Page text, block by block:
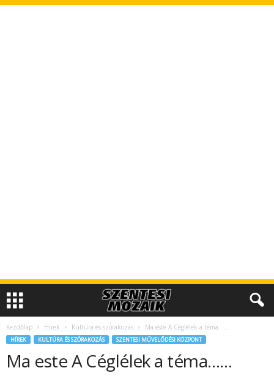
Kezdőlap Hírek Kultúra és szórakozás Ma este A Céglélek a téma……
HÍREK KULTÚRA ÉS SZÓRAKOZÁS SZENTESI MŰVELŐDÉSI KÖZPONT
Ma este A Céglélek a téma……